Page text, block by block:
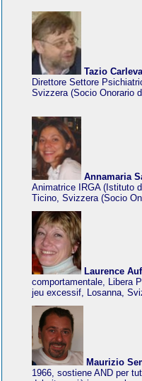
Tazio
Direttore Settore
Svizzera (Socio Onorario
Annamaria
Animatrice IRGA (Istituto
Ticino, Svizzera (Socio
Laurence
comportamentale, Libera
jeu excessif, Losanna,
Maurizio
1966, sostiene AND per